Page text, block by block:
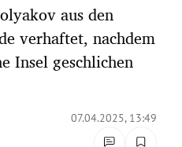
aus den
verhaftet, nachdem
Insel geschlichen
07.04.2025, 13:49